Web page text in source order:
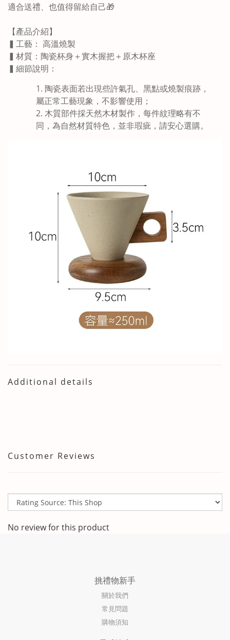
適合送禮、也值得留給自己🎁
【產品介紹】
▍工藝： 高溫燒製
▍材質：陶瓷杯身＋實木握把＋原木杯座
▍細節說明：
陶瓷表面若出現些許氣孔、黑點或燒製痕跡，
屬正常工藝現象，不影響使用；
木質部件採天然木材製作，每件紋理略有不
同，為自然材質特色，並非瑕疵，請安心選購。
Additional details
Customer Reviews
No review for this product
挑禮物新手
關於我們
常見問題
購物須知